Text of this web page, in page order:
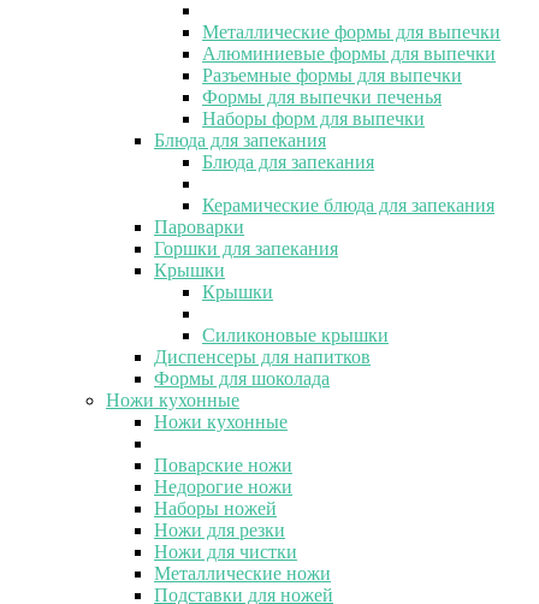
Металлические формы для выпечки
Алюминиевые формы для выпечки
Разъемные формы для выпечки
Формы для выпечки печенья
Наборы форм для выпечки
Блюда для запекания
Блюда для запекания
Керамические блюда для запекания
Пароварки
Горшки для запекания
Крышки
Крышки
Силиконовые крышки
Диспенсеры для напитков
Формы для шоколада
Ножи кухонные
Ножи кухонные
Поварские ножи
Недорогие ножи
Наборы ножей
Ножи для резки
Ножи для чистки
Металлические ножи
Подставки для ножей